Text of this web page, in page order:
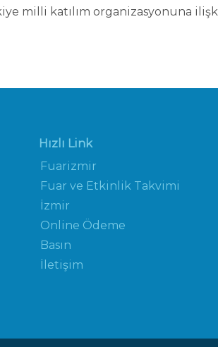
milli katılım organizasyonuna
Hızlı Link
Fuarizmir
Fuar ve Etkinlik Takvimi
İzmir
Online Ödeme
Basın
İletişim